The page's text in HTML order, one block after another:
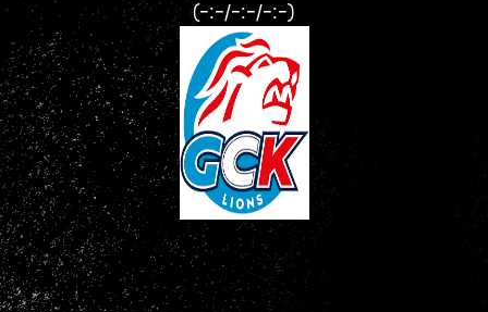
(-:-/-:-/-:-)